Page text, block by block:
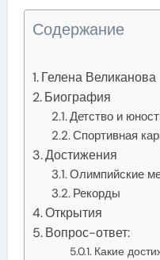
Содержание
Гелена Великанова
Биография
Детство и
Спортивная
Достижения
Олимпийские
Рекорды
Открытия
Вопрос-ответ:
Какие